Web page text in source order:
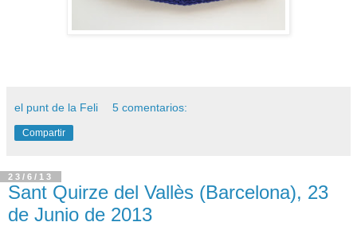
el punt de la Feli 5 comentarios:
Compartir
23/6/13
Sant Quirze del Vallès (Barcelona), 23
de Junio de 2013